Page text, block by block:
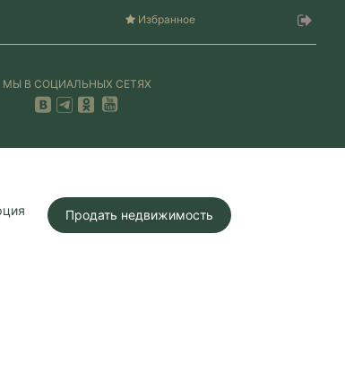
Избранное
МЫ В СОЦИАЛЬНЫХ СЕТЯХ
Продать недвижимость